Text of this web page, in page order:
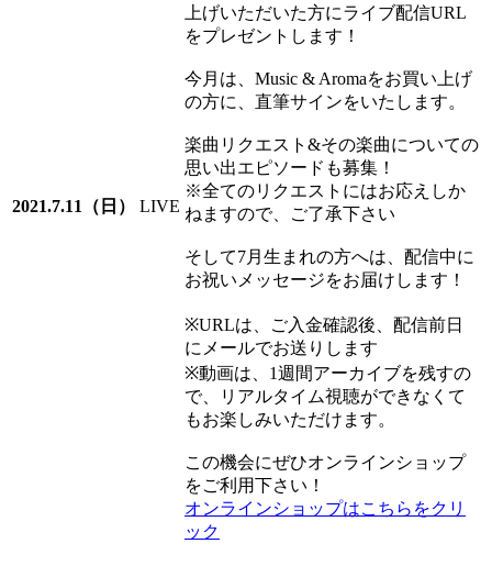
2021.7.11（日） LIVE
上げいただいた方にライブ配信URL
をプレゼントします！
今月は、Music & Aromaをお買い上げ
の方に、直筆サインをいたします。
楽曲リクエスト&その楽曲についての
思い出エピソードも募集！
※全てのリクエストにはお応えしか
ねますので、ご了承下さい
そして7月生まれの方へは、配信中に
お祝いメッセージをお届けします！
※URLは、ご入金確認後、配信前日
にメールでお送りします
※動画は、1週間アーカイブを残すの
で、リアルタイム視聴ができなくて
もお楽しみいただけます。
この機会にぜひオンラインショップ
をご利用下さい！
オンラインショップはこちらをクリ
ック